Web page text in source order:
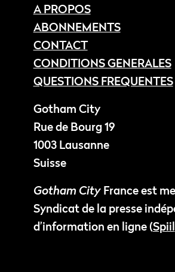
A PROPOS
ABONNEMENTS
CONTACT
CONDITIONS GENERALES
QUESTIONS FREQUENTES
Gotham City
Rue de Bourg 19
1003 Lausanne
Suisse
Gotham CityFrance est
Syndicat de la presse
d’information en ligne (Spiil